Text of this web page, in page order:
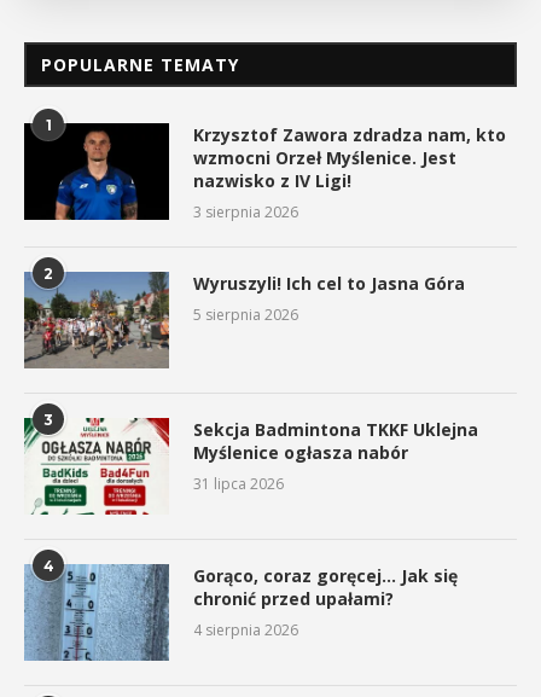
POPULARNE TEMATY
1
Krzysztof Zawora zdradza nam, kto
wzmocni Orzeł Myślenice. Jest
nazwisko z IV Ligi!
3 sierpnia 2026
2 Wyruszyli! Ich cel to Jasna Góra
5 sierpnia 2026
3
Sekcja Badmintona TKKF Uklejna
Myślenice ogłasza nabór
31 lipca 2026
4
Gorąco, coraz goręcej… Jak się
chronić przed upałami?
4 sierpnia 2026